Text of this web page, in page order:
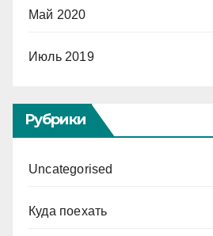
Май 2020
Июль 2019
Рубрики
Uncategorised
Куда поехать